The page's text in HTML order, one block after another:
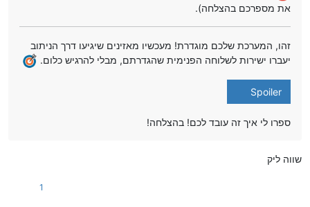
את מספרכם בהצלחה).
זהו, המערכת שלכם מוגדרת! מעכשיו מאזינים שיגיעו דרך הניתוב
יעברו ישירות לשלוחה הפנימית שהגדרתם, מבלי להרגיש כלום.
Spoiler
ספרו לי איך זה עובד לכם! בהצלחה!
שווה ליק
1